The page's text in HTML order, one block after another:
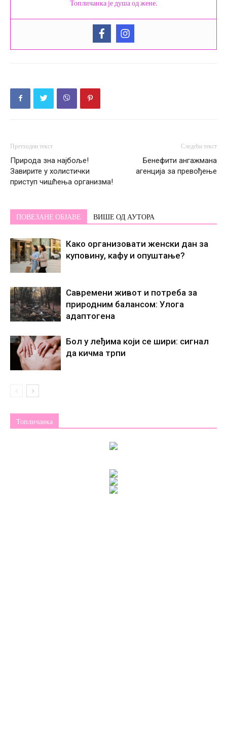
Топличанка је душа од жене.
Претходни текст
Природа зна најбоље!
Завирите у холистички
приступ чишћења организма!
Следећи текст
Бенефити ангажмана
агенција за превођење
ПОВЕЗАНЕ ОБЈАВЕ ВИШЕ ОД АУТОРА
Како организовати женски дан за
куповину, кафу и опуштање?
Савремени живот и потреба за
природним балансом: Улога
адаптогена
Бол у леђима који се шири: сигнал
да кичма трпи
Топличанка